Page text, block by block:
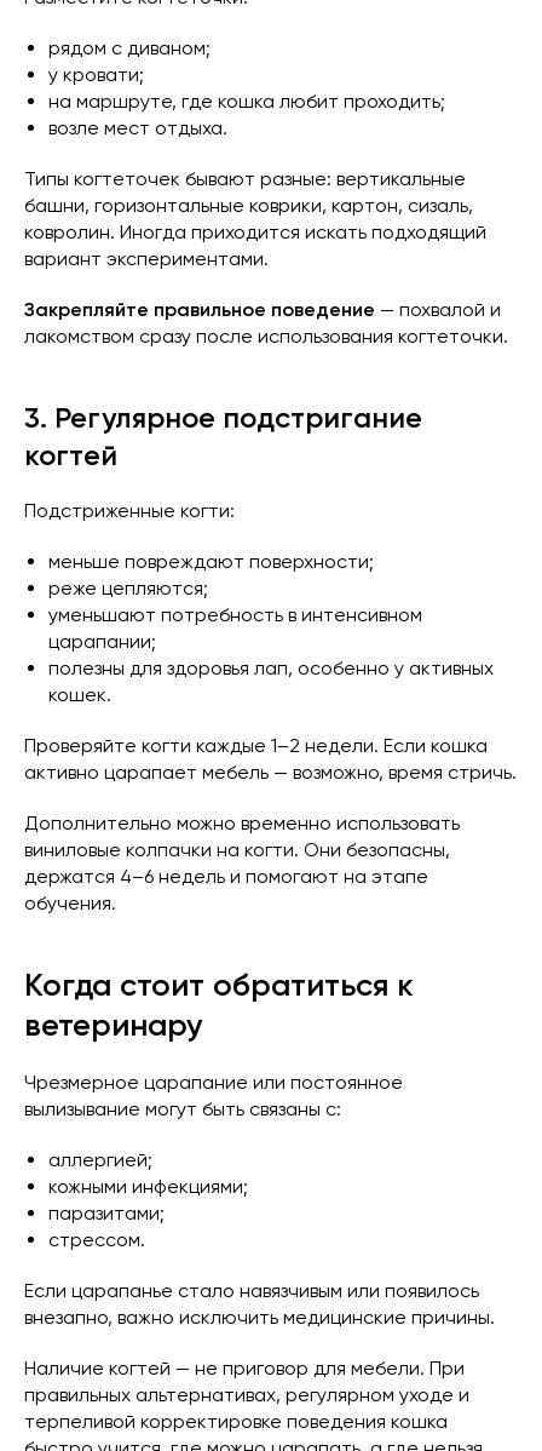
рядом с диваном;
у кровати;
на маршруте, где кошка любит проходить;
возле мест отдыха.
Типы когтеточек бывают разные: вертикальные
башни, горизонтальные коврики, картон, сизаль,
ковролин. Иногда приходится искать подходящий
вариант экспериментами.
Закрепляйте правильное поведение — похвалой и
лакомством сразу после использования когтеточки.
3. Регулярное подстригание
когтей
Подстриженные когти:
меньше повреждают поверхности;
реже цепляются;
уменьшают потребность в интенсивном
царапании;
полезны для здоровья лап, особенно у активных
кошек.
Проверяйте когти каждые 1–2 недели. Если кошка
активно царапает мебель — возможно, время стричь.
Дополнительно можно временно использовать
виниловые колпачки на когти. Они безопасны,
держатся 4–6 недель и помогают на этапе
обучения.
Когда стоит обратиться к
ветеринару
Чрезмерное царапание или постоянное
вылизывание могут быть связаны с:
аллергией;
кожными инфекциями;
паразитами;
стрессом.
Если царапанье стало навязчивым или появилось
внезапно, важно исключить медицинские причины.
Наличие когтей — не приговор для мебели. При
правильных альтернативах, регулярном уходе и
терпеливой корректировке поведения кошка